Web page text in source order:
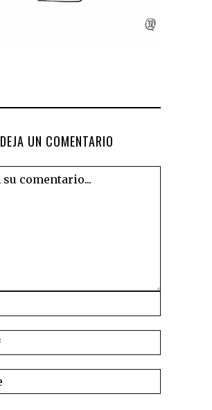
DEJA UN COMENTARIO